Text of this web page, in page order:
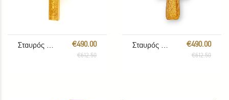
€490.00
€612.50
€490.00
€612.50